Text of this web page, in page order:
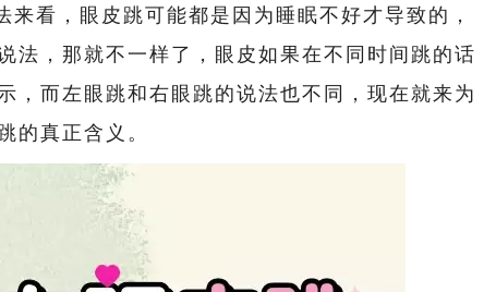
来看，眼皮跳可能都是因为睡眠不好才导致的，
法，那就不一样了，眼皮如果在不同时间跳的话
，而左眼跳和右眼跳的说法也不同，现在就来为
的真正含义。